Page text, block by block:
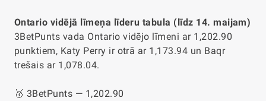
Ontario vidējā līmeņa līderu tabula (līdz 14. maijam)
3BetPunts vada Ontario vidējo līmeni ar 1,202.90
punktiem, Katy Perry ir otrā ar 1,173.94 un Baqr
trešais ar 1,078.04.
🥇 3BetPunts — 1,202.90